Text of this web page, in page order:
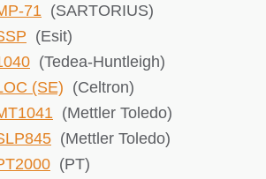
71 (SARTORIUS)
(Esit)
(Tedea-Huntleigh)
(SE) (Celtron)
(Mettler Toledo)
(Mettler Toledo)
(PT)